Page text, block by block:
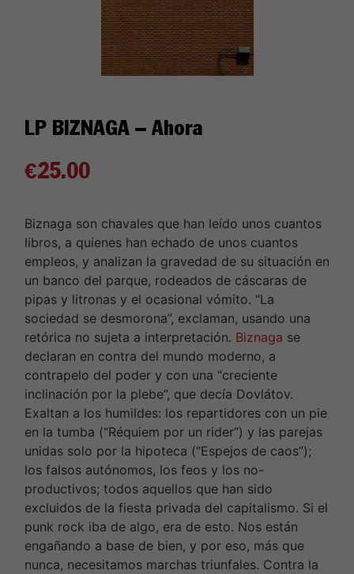
LP BIZNAGA – Ahora
€25.00
Biznaga son chavales que han leído unos cuantos
libros, a quienes han echado de unos cuantos
empleos, y analizan la gravedad de su situación en
un banco del parque, rodeados de cáscaras de
pipas y litronas y el ocasional vómito. “La
sociedad se desmorona”, exclaman, usando una
retórica no sujeta a interpretación. Biznaga se
declaran en contra del mundo moderno, a
contrapelo del poder y con una “creciente
inclinación por la plebe”, que decía Dovlátov.
Exaltan a los humildes: los repartidores con un pie
en la tumba (“Réquiem por un rider”) y las parejas
unidas solo por la hipoteca (“Espejos de caos”);
los falsos autónomos, los feos y los no-
productivos; todos aquellos que han sido
excluidos de la fiesta privada del capitalismo. Si el
punk rock iba de algo, era de esto. Nos están
engañando a base de bien, y por eso, más que
nunca, necesitamos marchas triunfales. Contra la